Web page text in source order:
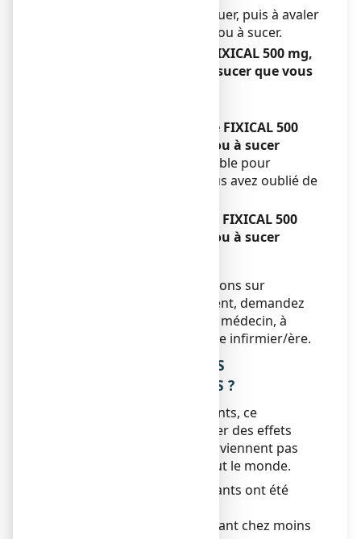
Les comprimés sont à croquer, puis à avaler
avec un grand verre d'eau, ou à sucer.
Si vous avez pris plus de FIXICAL 500 mg,
comprimé à croquer ou à sucer que vous
Si vous oubliez de prendre FIXICAL 500
mg, comprimé à croquer ou à sucer
Ne prenez pas de dose double pour
compenser la dose que vous avez oublié de
Si vous arrêtez de prendre FIXICAL 500
mg, comprimé à croquer ou à sucer
Si vous avez d’autres questions sur
l’utilisation de ce médicament, demandez
plus d’informations à votre médecin, à
votre pharmacien ou à votre infirmier/ère.
4. QUELS SONT LES EFFETS
INDESIRABLES EVENTUELS ?
Comme tous les médicaments, ce
médicament peut provoquer des effets
indésirables, mais ils ne surviennent pas
systématiquement chez tout le monde.
Les effets indésirables suivants ont été
(survenant chez moins